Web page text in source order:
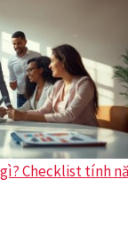
Checklist tính